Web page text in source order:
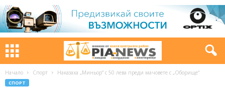
Начало Спорт Наказаха „Миньор“ с 50 лева преди мачовете с „Оборище“
СПОРТ